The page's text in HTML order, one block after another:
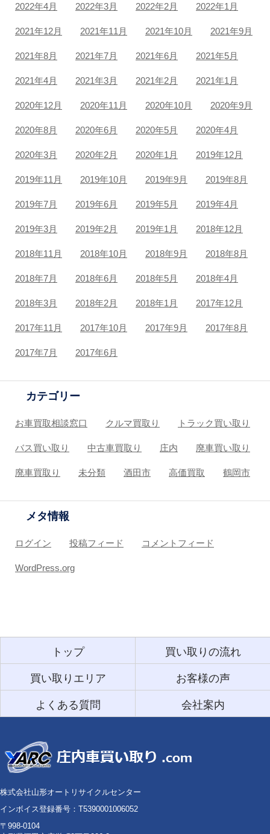
2022年4月 2022年3月 2022年2月 2022年1月
2021年12月 2021年11月 2021年10月 2021年9月
2021年8月 2021年7月 2021年6月 2021年5月
2021年4月 2021年3月 2021年2月 2021年1月
2020年12月 2020年11月 2020年10月 2020年9月
2020年8月 2020年6月 2020年5月 2020年4月
2020年3月 2020年2月 2020年1月 2019年12月
2019年11月 2019年10月 2019年9月 2019年8月
2019年7月 2019年6月 2019年5月 2019年4月
2019年3月 2019年2月 2019年1月 2018年12月
2018年11月 2018年10月 2018年9月 2018年8月
2018年7月 2018年6月 2018年5月 2018年4月
2018年3月 2018年2月 2018年1月 2017年12月
2017年11月 2017年10月 2017年9月 2017年8月
2017年7月 2017年6月
カテゴリー
お車買取相談窓口 クルマ買取り トラック買い取り
バス買い取り 中古車買取り 庄内 廃車買い取り
廃車買取り 未分類 酒田市 高価買取 鶴岡市
メタ情報
ログイン 投稿フィード コメントフィード
WordPress.org
トップ 買い取りの流れ
買い取りエリア お客様の声
よくある質問 会社案内
株式会社山形オートリサイクルセンター
インボイス登録番号：T5390001006052
〒998-0104